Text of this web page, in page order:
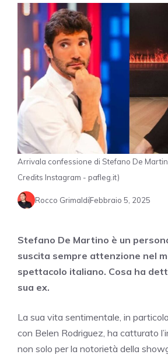
Arrivala confessione di Stefano De
Credits Instagram - pafleg.it)
Rocco GrimaldiFebbraio 5, 2025
Stefano De Martino è un
suscita sempre attenzione nel
spettacolo italiano. Cosa ha
sua ex.
La sua vita sentimentale, in
con Belen Rodriguez, ha catturato
non solo per la notorietà della